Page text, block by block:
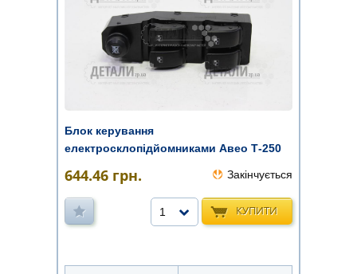
Блок керування
електросклопідйомниками Авео Т-250
644.46 грн. Закінчується
КУПИТИ
1